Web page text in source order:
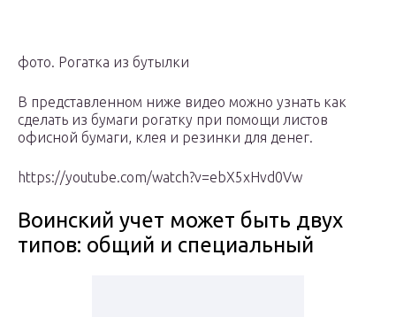
фото. Рогатка из бутылки
В представленном ниже видео можно узнать как
сделать из бумаги рогатку при помощи листов
офисной бумаги, клея и резинки для денег.
https://youtube.com/watch?v=ebX5xHvd0Vw
Воинский учет может быть двух
типов: общий и специальный